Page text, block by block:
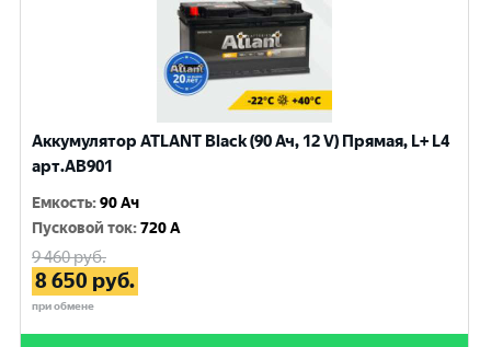
Аккумулятор ATLANT Black (90 Ач, 12 V) Прямая, L+ L4
арт.AB901
Емкость:90 Ач
Пусковой ток:720 A
9 460руб.
8 650 руб.
при обмене